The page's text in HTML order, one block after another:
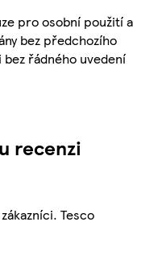
pro osobní použití a
bez předchozího
řádného uvedení
recenzi
Tesco